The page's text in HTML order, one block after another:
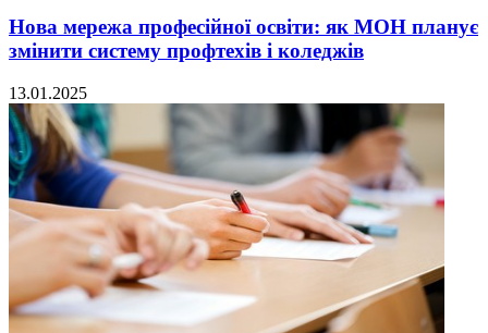
Нова мережа професійної освіти: як МОН планує
змінити систему профтехів і коледжів
13.01.2025